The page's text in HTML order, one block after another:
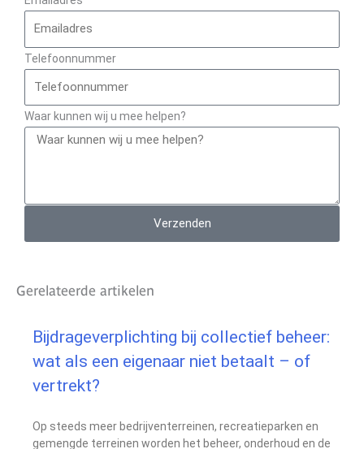
Telefoonnummer
Waar kunnen wij u mee helpen?
Verzenden
Gerelateerde artikelen
Bijdrageverplichting bij collectief beheer:
wat als een eigenaar niet betaalt – of
vertrekt?
Op steeds meer bedrijventerreinen, recreatieparken en
gemengde terreinen worden het beheer, onderhoud en de